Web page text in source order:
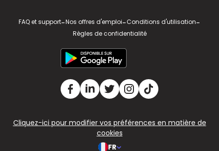
FAQ et support-Nos offres d'emploi-Conditions d'utilisation-
Règles de confidentialité
Cliquez-ici pour modifier vos préférences en matière de
cookies
FR